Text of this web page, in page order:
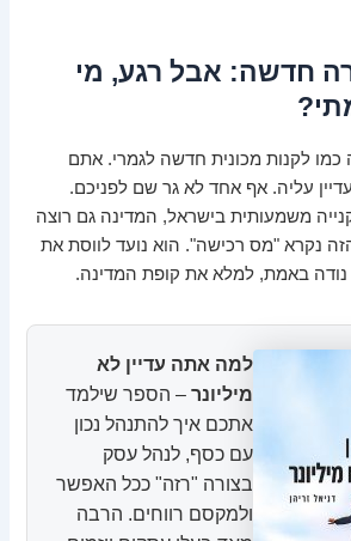
חדשה: אבל רגע, מי
כמו לקנות מכונית חדשה לגמרי. אתם
עדיין עליה. אף אחד לא גר שם לפניכם.
משמעותית בישראל, המדינה גם רוצה
נקרא "מס רכישה". הוא נועד לווסת את
נודה באמת, למלא את קופת המדינה.
למה אתה עדיין לא
מיליונר – הספר שילמד
אתכם איך להתנהל נכון
עם כסף, לנהל עסק
בצורה "רזה" ככל האפשר
ולמקסם רווחים. הרבה